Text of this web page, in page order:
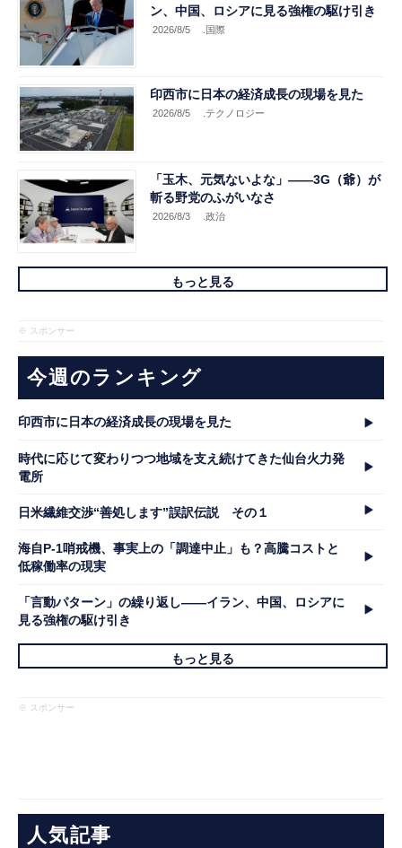
ン、中国、ロシアに見る強権の駆け引き
2026/8/5 .国際
印西市に日本の経済成長の現場を見た
2026/8/5 .テクノロジー
「玉木、元気ないよな」――3G（爺）が
斬る野党のふがいなさ
2026/8/3 .政治
もっと見る
※ スポンサー
今週のランキング
印西市に日本の経済成長の現場を見た
時代に応じて変わりつつ地域を支え続けてきた仙台火力発
電所
日米繊維交渉“善処します”誤訳伝説 その１
海自P-1哨戒機、事実上の「調達中止」も？高騰コストと
低稼働率の現実
「言動パターン」の繰り返し――イラン、中国、ロシアに
見る強権の駆け引き
もっと見る
※ スポンサー
人気記事